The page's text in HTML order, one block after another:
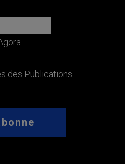
des Publications